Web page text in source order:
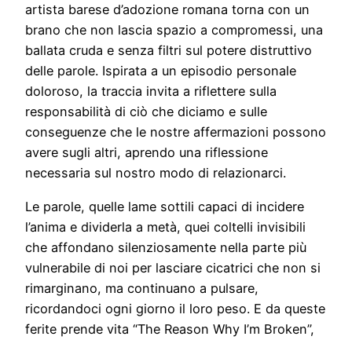
artista barese d’adozione romana torna con un
brano che non lascia spazio a compromessi, una
ballata cruda e senza filtri sul potere distruttivo
delle parole. Ispirata a un episodio personale
doloroso, la traccia invita a riflettere sulla
responsabilità di ciò che diciamo e sulle
conseguenze che le nostre affermazioni possono
avere sugli altri, aprendo una riflessione
necessaria sul nostro modo di relazionarci.
Le parole, quelle lame sottili capaci di incidere
l’anima e dividerla a metà, quei coltelli invisibili
che affondano silenziosamente nella parte più
vulnerabile di noi per lasciare cicatrici che non si
rimarginano, ma continuano a pulsare,
ricordandoci ogni giorno il loro peso. E da queste
ferite prende vita “The Reason Why I’m Broken”,